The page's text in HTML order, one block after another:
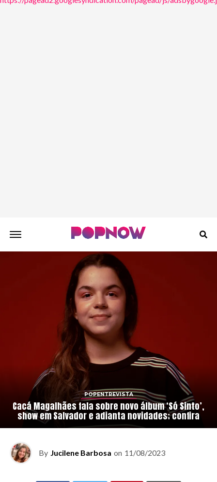
POPENTREVISTA
Cacá Magalhães fala sobre novo álbum ‘Só Sinto’,
show em Salvador e adianta novidades; confira
By Jucilene Barbosa on 11/08/2023